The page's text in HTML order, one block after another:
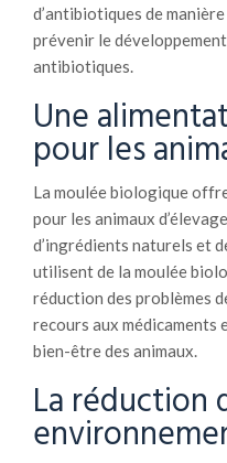
d’antibiotiques de
prévenir le
antibiotiques.
Une
pour les
La moulée biologique
pour les animaux
d’ingrédients naturels et
utilisent de la moulée
réduction des problèmes
recours aux médicaments
bien-être des animaux.
La réduction